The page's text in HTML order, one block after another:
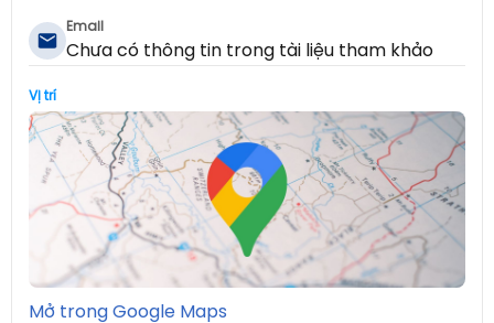
Email
Chưa có thông tin trong tài liệu tham khảo
Vị trí
Mở trong Google Maps